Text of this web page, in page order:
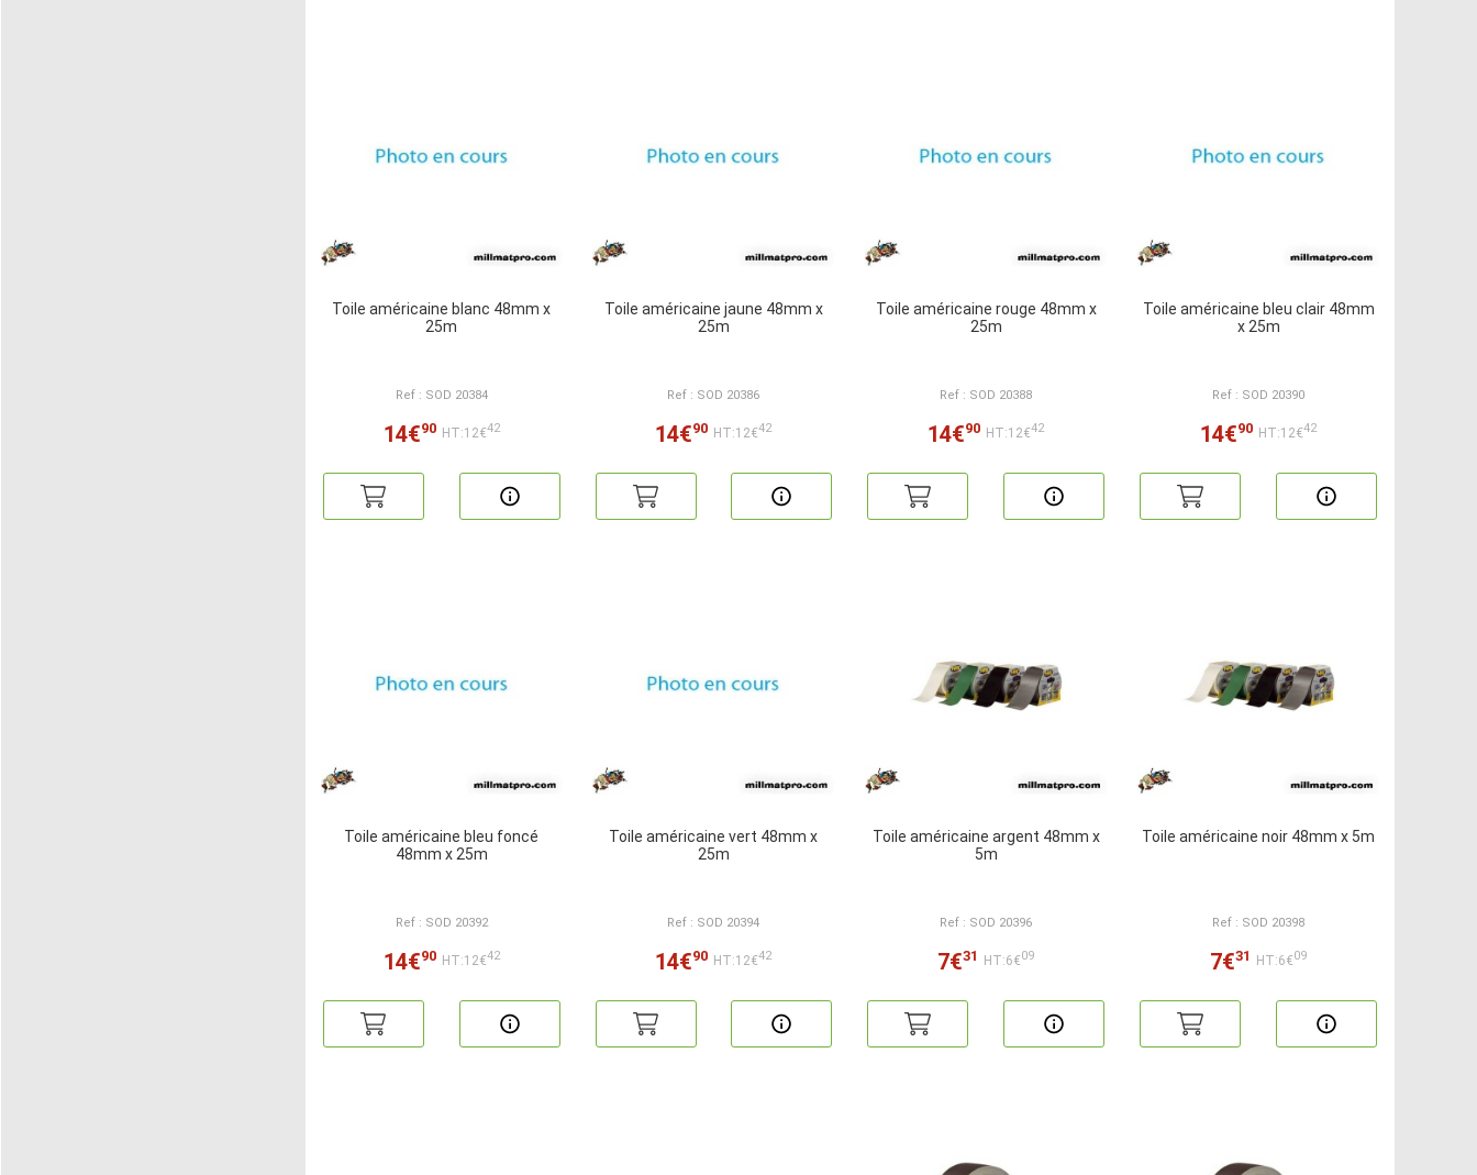
Toile américaine blanc 48mm x
25m
Ref : SOD 20384
14€90 HT:12€42
Toile américaine jaune 48mm x
25m
Ref : SOD 20386
14€90 HT:12€42
Toile américaine rouge 48mm x
25m
Ref : SOD 20388
14€90 HT:12€42
Toile américaine bleu clair 48mm
x 25m
Ref : SOD 20390
14€90 HT:12€42
Toile américaine bleu foncé
48mm x 25m
Ref : SOD 20392
14€90 HT:12€42
Toile américaine vert 48mm x
25m
Ref : SOD 20394
14€90 HT:12€42
Toile américaine argent 48mm x
5m
Ref : SOD 20396
7€31 HT:6€09
Toile américaine noir 48mm x 5m
Ref : SOD 20398
7€31 HT:6€09